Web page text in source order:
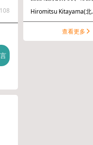
108
查看更多